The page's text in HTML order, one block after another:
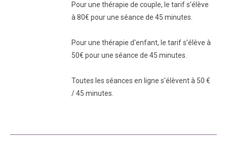
Pour une thérapie de couple, le tarif s’élève
à 80€ pour une séance de 45 minutes.
Pour une thérapie d'enfant, le tarif s’élève à
50€ pour une séance de 45 minutes.
Toutes les séances en ligne s'élèvent à 50 €
/ 45 minutes.